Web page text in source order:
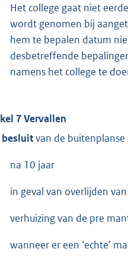
Het college gaat niet
wordt genomen bij
hem te bepalen datum
desbetreffende
namens het college te
7 Vervallen
besluitvan de
na 10 jaar
in geval van overlijden
verhuizing van de pre
wanneer er een ‘echte’